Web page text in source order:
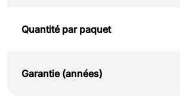
Quantité par paquet
Garantie (années)